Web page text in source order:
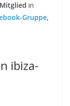
Mitglied in
Gruppe,
ibiza-